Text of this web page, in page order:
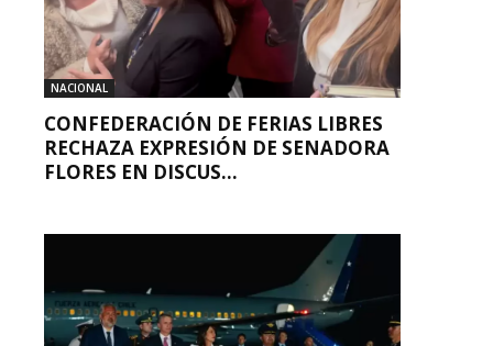
NACIONAL
CONFEDERACIÓN DE FERIAS LIBRES
RECHAZA EXPRESIÓN DE SENADORA
FLORES EN DISCUS...